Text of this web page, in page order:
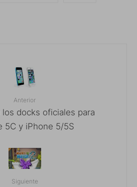
Anterior
los docks oficiales para
5C y iPhone 5/5S
Siguiente